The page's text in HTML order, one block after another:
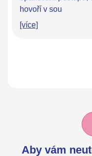
hovoří v sou
[více]
Aby vám